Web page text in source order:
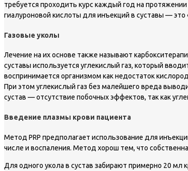
требуется проходить курс каждый год на
гиалуроновой кислоты для инъекций в суставы —
Газовые уколы
Лечение на их основе также называют
суставы используется углекислый газ, который
воспринимается организмом как недостаток
При этом углекислый газ без малейшего вреда
сустав — отсутствие побочных эффектов, так как
Введение плазмы крови пациента
Метод PRP предполагает использование для
числе и воспаления. Метод хорош тем, что
Для одного укола в сустав забирают примерно 20 мл